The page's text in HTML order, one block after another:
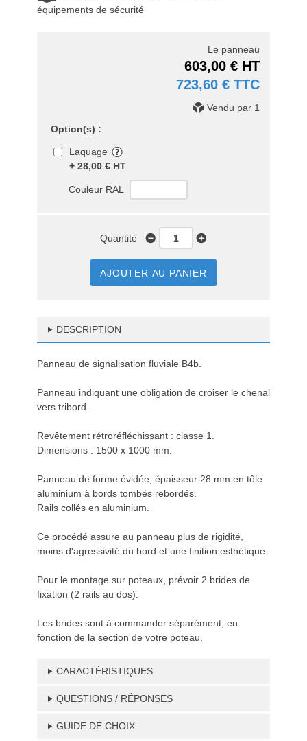
équipements de sécurité
Le panneau
603,00 € HT
723,60 € TTC
Vendu par 1
Option(s) :
Laquage
+ 28,00 € HT
Couleur RAL
Quantité
AJOUTER AU PANIER
DESCRIPTION
Panneau de signalisation fluviale B4b.
Panneau indiquant une obligation de croiser le chenal
vers tribord.
Revêtement rétroréfléchissant : classe 1.
Dimensions : 1500 x 1000 mm.
Panneau de forme évidée, épaisseur 28 mm en tôle
aluminium à bords tombés rebordés.
Rails collés en aluminium.
Ce procédé assure au panneau plus de rigidité,
moins d'agressivité du bord et une finition esthétique.
Pour le montage sur poteaux, prévoir 2 brides de
fixation (2 rails au dos).
Les brides sont à commander séparément, en
fonction de la section de votre poteau.
CARACTÉRISTIQUES
QUESTIONS / RÉPONSES
GUIDE DE CHOIX